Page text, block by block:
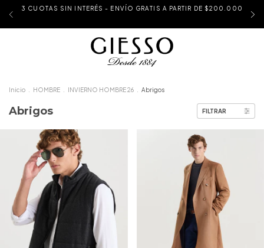
3 CUOTAS SIN INTERÉS - ENVÍO GRATIS A PARTIR DE $200.000
Inicio HOMBRE INVIERNO HOMBRE 26 Abrigos
Abrigos FILTRAR